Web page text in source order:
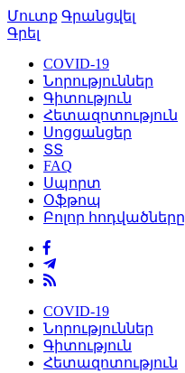
Մուտք Գրանցվել
Գրել
COVID-19
Նորություններ
Գիտություն
Հետազոտություն
Սոցցանցեր
ՏՏ
FAQ
Սպորտ
Օֆթոպ
Բոլոր հոդվածները
COVID-19
Նորություններ
Գիտություն
Հետազոտություն